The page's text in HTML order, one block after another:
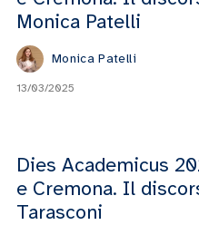
Monica Patelli
Monica Patelli
13/03/2025
Dies Academicus
e Cremona. Il
Tarasconi